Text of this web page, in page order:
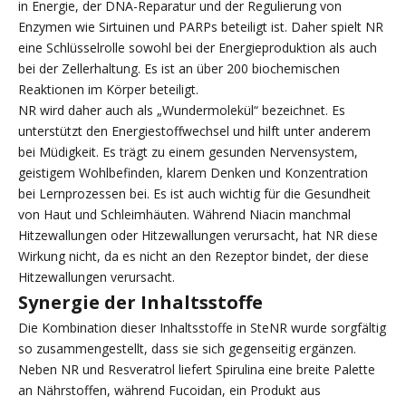
in Energie, der DNA-Reparatur und der Regulierung von
Enzymen wie Sirtuinen und PARPs beteiligt ist. Daher spielt NR
eine Schlüsselrolle sowohl bei der Energieproduktion als auch
bei der Zellerhaltung. Es ist an über 200 biochemischen
Reaktionen im Körper beteiligt.
NR wird daher auch als „Wundermolekül“ bezeichnet. Es
unterstützt den Energiestoffwechsel und hilft unter anderem
bei Müdigkeit. Es trägt zu einem gesunden Nervensystem,
geistigem Wohlbefinden, klarem Denken und Konzentration
bei Lernprozessen bei. Es ist auch wichtig für die Gesundheit
von Haut und Schleimhäuten. Während Niacin manchmal
Hitzewallungen oder Hitzewallungen verursacht, hat NR diese
Wirkung nicht, da es nicht an den Rezeptor bindet, der diese
Hitzewallungen verursacht.
Synergie der Inhaltsstoffe
Die Kombination dieser Inhaltsstoffe in SteNR wurde sorgfältig
so zusammengestellt, dass sie sich gegenseitig ergänzen.
Neben NR und Resveratrol liefert Spirulina eine breite Palette
an Nährstoffen, während Fucoidan, ein Produkt aus